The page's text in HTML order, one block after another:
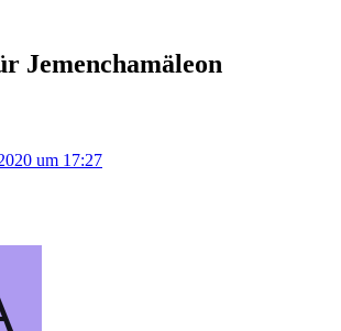
Jemenchamäleon
um 17:27